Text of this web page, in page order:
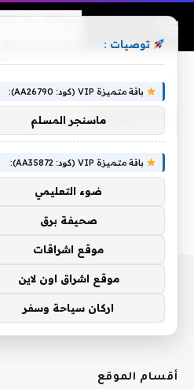
STABILITY
أقسام الموقع
توصيات :
باقة متميزة VIP (كود: AA26790):
ماسنجر المسلم
باقة متميزة VIP (كود: AA35872):
ضوء التعليمي
صحيفة برق
موقع اشراقات
موقع اشراق اون لاين
اركان سياحة وسفر